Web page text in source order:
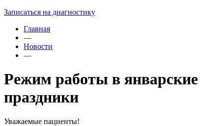
Записаться на диагностику
Главная
—
Новости
—
Режим работы в январские
праздники
Уважаемые пациенты!